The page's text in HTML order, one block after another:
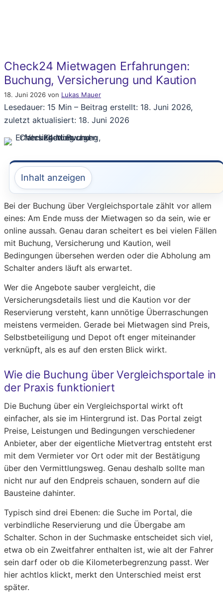
Check24 Mietwagen Erfahrungen:
Buchung, Versicherung und Kaution
18. Juni 2026 von Lukas Mauer
Lesedauer: 15 Min – Beitrag erstellt: 18. Juni 2026,
zuletzt aktualisiert: 18. Juni 2026
Inhalt anzeigen
Bei der Buchung über Vergleichsportale zählt vor allem
eines: Am Ende muss der Mietwagen so da sein, wie er
online aussah. Genau daran scheitert es bei vielen Fällen
mit Buchung, Versicherung und Kaution, weil
Bedingungen übersehen werden oder die Abholung am
Schalter anders läuft als erwartet.
Wer die Angebote sauber vergleicht, die
Versicherungsdetails liest und die Kaution vor der
Reservierung versteht, kann unnötige Überraschungen
meistens vermeiden. Gerade bei Mietwagen sind Preis,
Selbstbeteiligung und Depot oft enger miteinander
verknüpft, als es auf den ersten Blick wirkt.
Wie die Buchung über Vergleichsportale in
der Praxis funktioniert
Die Buchung über ein Vergleichsportal wirkt oft
einfacher, als sie im Hintergrund ist. Das Portal zeigt
Preise, Leistungen und Bedingungen verschiedener
Anbieter, aber der eigentliche Mietvertrag entsteht erst
mit dem Vermieter vor Ort oder mit der Bestätigung
über den Vermittlungsweg. Genau deshalb sollte man
nicht nur auf den Endpreis schauen, sondern auf die
Bausteine dahinter.
Typisch sind drei Ebenen: die Suche im Portal, die
verbindliche Reservierung und die Übergabe am
Schalter. Schon in der Suchmaske entscheidet sich viel,
etwa ob ein Zweitfahrer enthalten ist, wie alt der Fahrer
sein darf oder ob die Kilometerbegrenzung passt. Wer
hier achtlos klickt, merkt den Unterschied meist erst
später.